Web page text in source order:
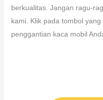
berkualitas. Jangan ragu-
kami. Klik pada tombol
penggantian kaca mobil